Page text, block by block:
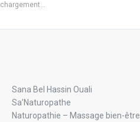
chargement…
Sana Bel Hassin Ouali
Sa’Naturopathe
Naturopathie – Massage bien-être